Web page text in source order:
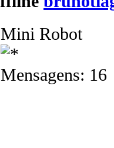
Mini Robot
Mensagens: 16